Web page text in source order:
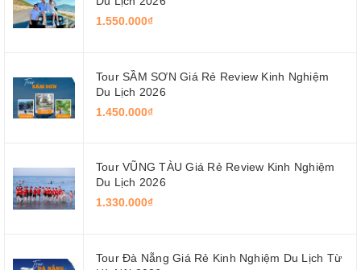
1.550.000₫
Tour SẦM SƠN Giá Rẻ Review Kinh Nghiệm
Du Lịch 2026
1.450.000₫
Tour VŨNG TÀU Giá Rẻ Review Kinh Nghiệm
Du Lịch 2026
1.330.000₫
Tour Đà Nẵng Giá Rẻ Kinh Nghiệm Du Lịch Từ